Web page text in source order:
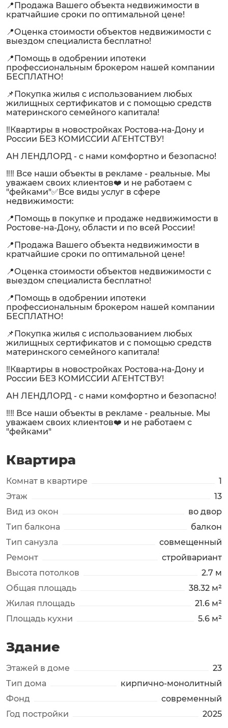
📍Продажа Вашего объекта недвижимости в
кратчайшие сроки по оптимальной цене!
📍Оценка стоимости объектов недвижимости с
выездом специалиста бесплатно!
📍Помощь в одобрении ипотеки
профессиональным брокером нашей компании
БЕСПЛАТНО!
📌Покупка жилья с использованием любых
жилищных сертификатов и с помощью средств
материнского семейного капитала!
‼️Квартиры в новостройках Ростова-на-Дону и
России БЕЗ КОМИССИИ АГЕНТСТВУ!
АН ЛЕНДЛОРД - с нами комфортно и безопасно!
‼️‼️ Все наши объекты в рекламе - реальные. Мы
уважаем своих клиентов❤️ и не работаем с
"фейками"✅Все виды услуг в сфере
недвижимости:
📍Помощь в покупке и продаже недвижимости в
Ростове-на-Дону, области и по всей России!
📍Продажа Вашего объекта недвижимости в
кратчайшие сроки по оптимальной цене!
📍Оценка стоимости объектов недвижимости с
выездом специалиста бесплатно!
📍Помощь в одобрении ипотеки
профессиональным брокером нашей компании
БЕСПЛАТНО!
📌Покупка жилья с использованием любых
жилищных сертификатов и с помощью средств
материнского семейного капитала!
‼️Квартиры в новостройках Ростова-на-Дону и
России БЕЗ КОМИССИИ АГЕНТСТВУ!
АН ЛЕНДЛОРД - с нами комфортно и безопасно!
‼️‼️ Все наши объекты в рекламе - реальные. Мы
уважаем своих клиентов❤️ и не работаем с
"фейками"
Квартира
Комнат в квартире
1
Этаж
13
Вид из окон
во двор
Тип балкона
балкон
Тип санузла
совмещенный
Ремонт
стройвариант
Высота потолков
2.7 м
Общая площадь
38.32 м²
Жилая площадь
21.6 м²
Площадь кухни
5.6 м²
Здание
Этажей в доме
23
Тип дома
кирпично-монолитный
Фонд
современный
Год постройки
2025